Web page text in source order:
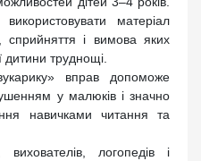
матеріал
сприйняття і вимова яких
дитини труднощі.
вправ допоможе
у малюків і значно
навичками читання та
логопедів і